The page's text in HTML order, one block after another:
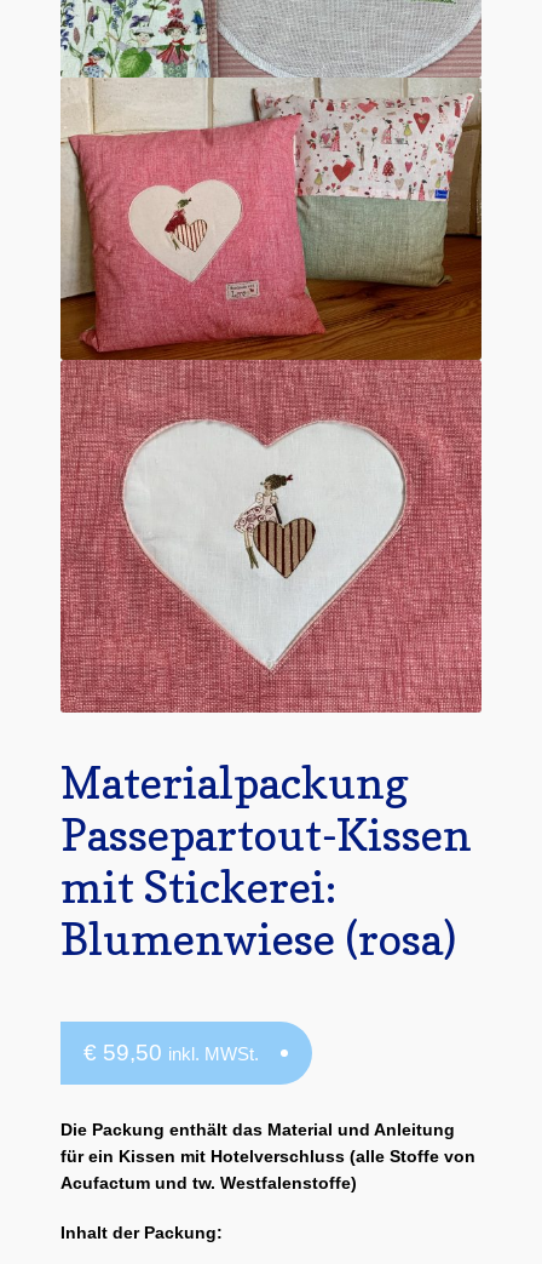
Mein Konto
Quiltservice
Warenkorb
Materialpackung
Passepartout-Kissen
mit Stickerei:
Blumenwiese (rosa)
€ 59,50 inkl. MWSt.
Die Packung enthält das Material und Anleitung
für ein Kissen mit Hotelverschluss (alle Stoffe von
Acufactum und tw. Westfalenstoffe)
Inhalt der Packung: